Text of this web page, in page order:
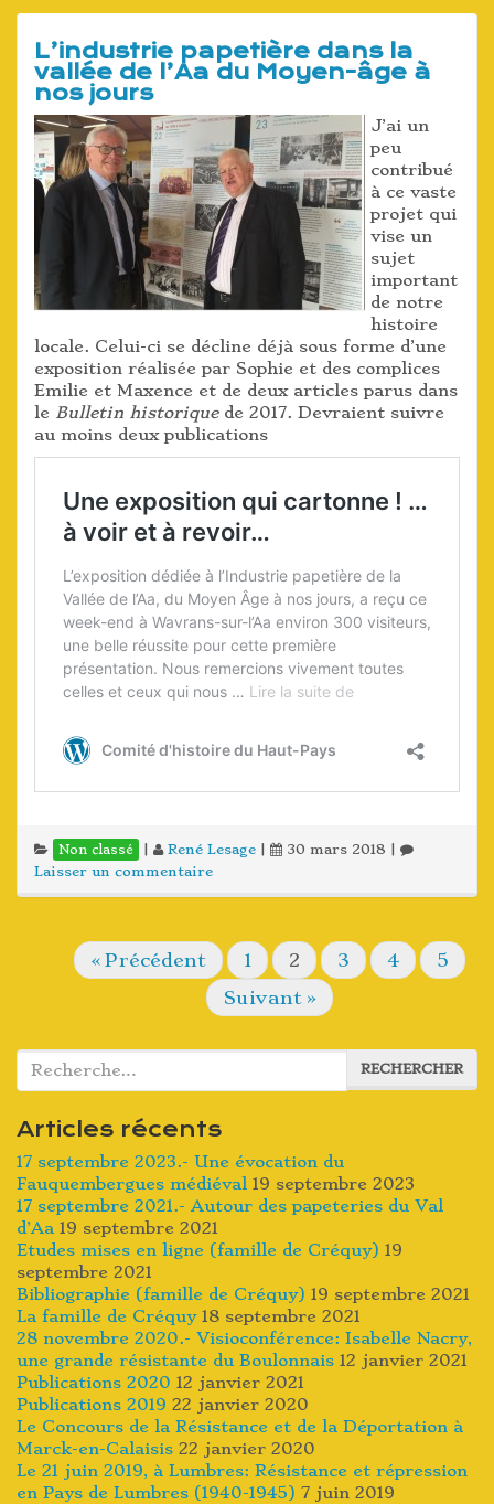
L’industrie papetière dans la
vallée de l’Aa du Moyen-âge à
nos jours
J’ai un
peu
contribué
à ce vaste
projet qui
vise un
sujet
important
de notre
histoire
locale. Celui-ci se décline déjà sous forme d’une
exposition réalisée par Sophie et des complices
Emilie et Maxence et de deux articles parus dans
le Bulletin historiquede 2017. Devraient suivre
au moins deux publications
Non classé | René Lesage | 30 mars 2018 |
Laisser un commentaire
« Précédent 1 2 3 4
5
Suivant »
Rechercher :
RECHERCHER
Articles récents
17 septembre 2023.- Une évocation du
Fauquembergues médiéval 19 septembre 2023
17 septembre 2021.- Autour des papeteries du Val
d’Aa 19 septembre 2021
Etudes mises en ligne (famille de Créquy) 19
septembre 2021
Bibliographie (famille de Créquy) 19 septembre 2021
La famille de Créquy 18 septembre 2021
28 novembre 2020.- Visioconférence: Isabelle Nacry,
une grande résistante du Boulonnais 12 janvier 2021
Publications 2020 12 janvier 2021
Publications 2019 22 janvier 2020
Le Concours de la Résistance et de la Déportation à
Marck-en-Calaisis 22 janvier 2020
Le 21 juin 2019, à Lumbres: Résistance et répression
en Pays de Lumbres (1940-1945) 7 juin 2019